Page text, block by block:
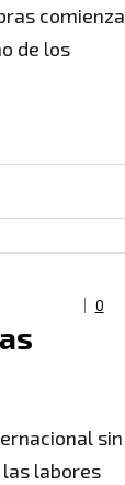
comienza
de los
0
sin
labores